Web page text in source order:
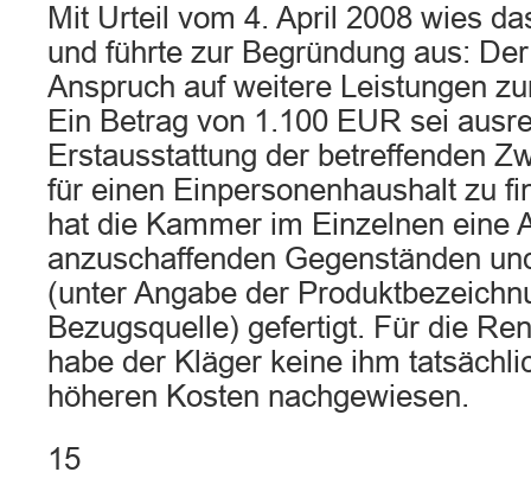
Mit Urteil vom 4. April 2008 wies
und führte zur Begründung aus:
Anspruch auf weitere Leistungen
Ein Betrag von 1.100 EUR sei
Erstausstattung der betreffenden
für einen Einpersonenhaushalt zu
hat die Kammer im Einzelnen eine
anzuschaffenden Gegenständen
(unter Angabe der
Bezugsquelle) gefertigt. Für die
habe der Kläger keine ihm
höheren Kosten nachgewiesen.
15